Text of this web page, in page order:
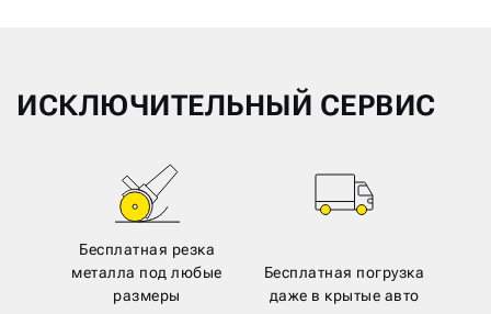
ИСКЛЮЧИТЕЛЬНЫЙ СЕРВИС
Бесплатная резка
металла под любые
размеры
Бесплатная погрузка
даже в крытые авто